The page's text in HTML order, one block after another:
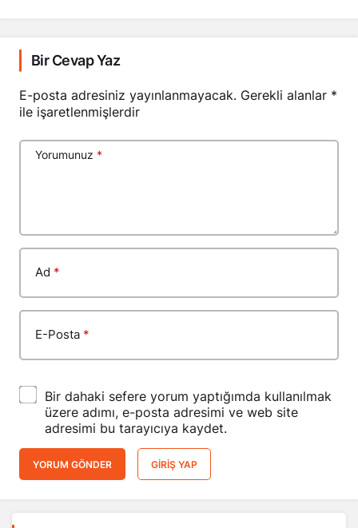
Bir Cevap Yaz
E-posta adresiniz yayınlanmayacak. Gerekli alanlar *
ile işaretlenmişlerdir
Yorumunuz *
Ad *
E-Posta *
Bir dahaki sefere yorum yaptığımda kullanılmak
üzere adımı, e-posta adresimi ve web site
adresimi bu tarayıcıya kaydet.
YORUM GÖNDER GIRIŞ YAP